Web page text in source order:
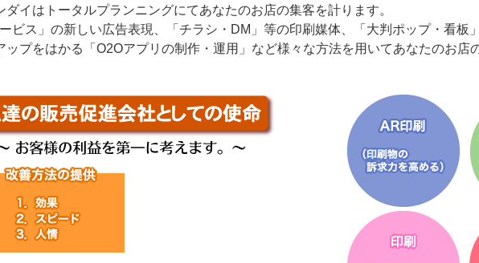
ダイはトータルプランニングにてあなたのお店の集客を計ります。
ービス」の新しい広告表現、「チラシ・DM」等の印刷媒体、「大判ポップ・看板
ップをはかる「O2Oアプリの制作・運用」など様々な方法を用いてあなたのお店